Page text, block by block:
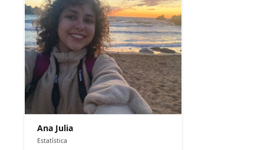
Ana Julia
Estatística